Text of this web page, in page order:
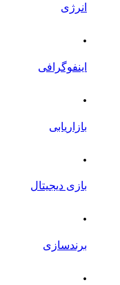
انرژی
.
اینفوگرافی
.
بازاریابی
.
بازی دیجیتال
.
برندسازی
.